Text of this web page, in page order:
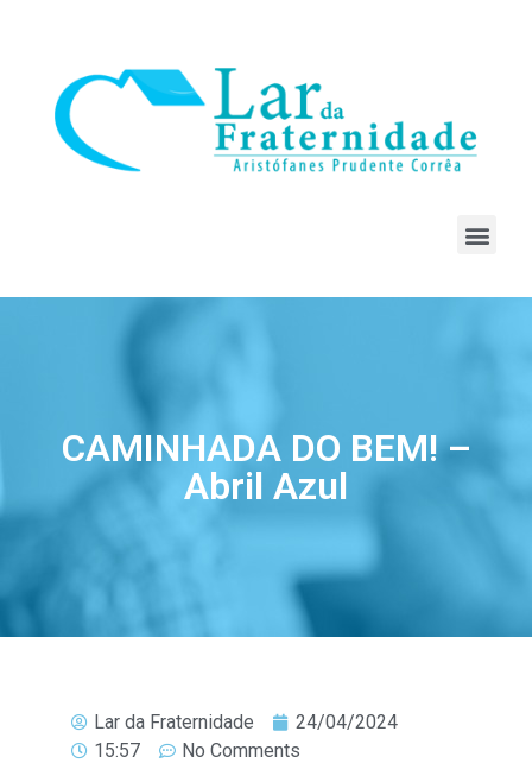
CAMINHADA DO BEM! –
Abril Azul
Lar da Fraternidade
24/04/2024
15:57
No Comments